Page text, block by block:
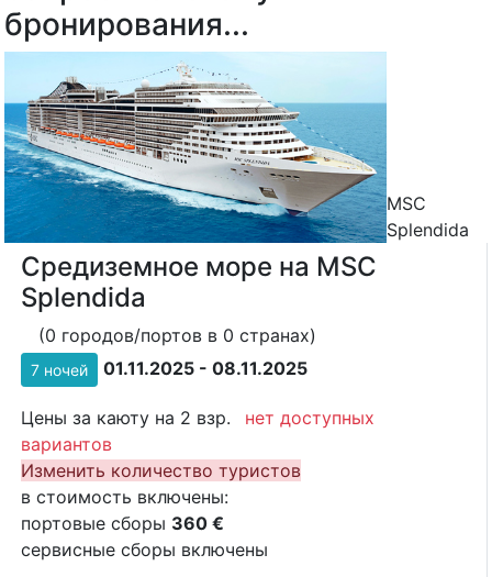
MSC
Splendida
Средиземное море на MSC
Splendida
(0 городов/портов в 0 странах)
7 ночей 01.11.2025 - 08.11.2025
Цены за каюту на 2 взр.
нет доступных
вариантов
Изменить количество туристов
в стоимость включены:
портовые сборы 360 €
сервисные сборы включены
бронирования...